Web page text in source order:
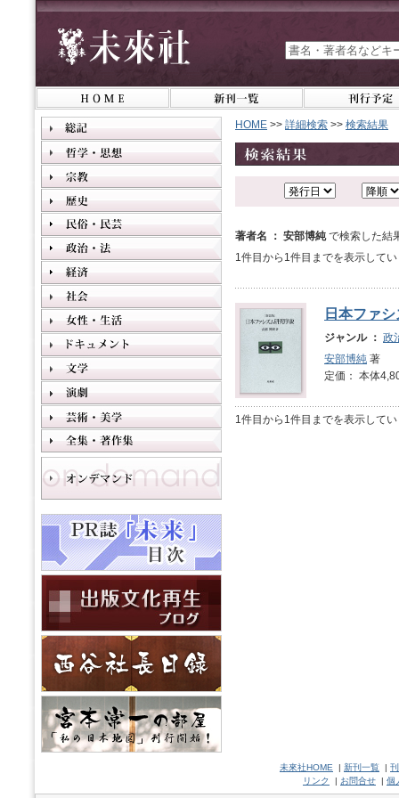
HOME >> 詳細検索 >> 検索結果
著者名 ： 安部博純で検索した結
1件目から1件目までを表示して
日本ファ
ジャンル ： 政
安部博純 著
定価： 本体
1件目から1件目までを表示して
未來社HOME | 新刊一覧 |
リンク
| お問合せ | 個